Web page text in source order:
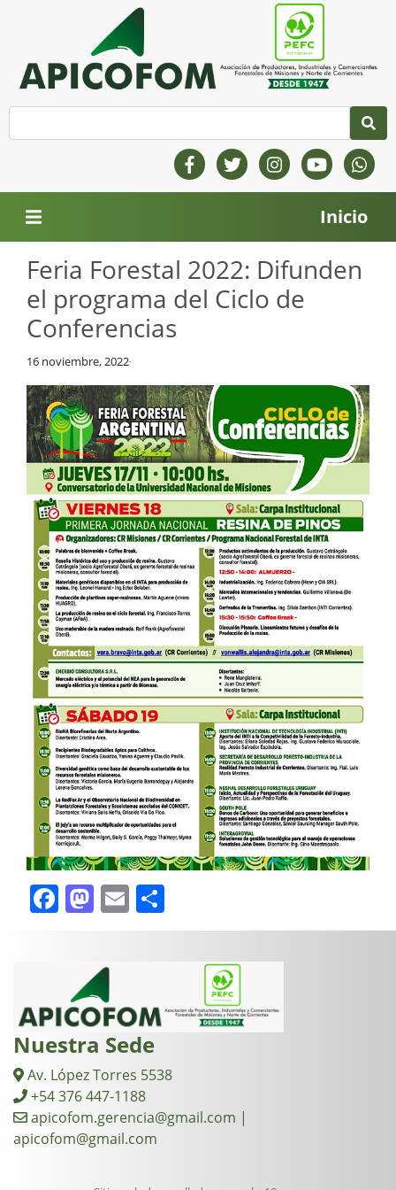
Inicio
Feria Forestal 2022: Difunden
el programa del Ciclo de
Conferencias
16 noviembre, 2022
Facebook
Mastodon
Email
Nuestra Sede
Av. López Torres 5538
+54 376 447-1188
apicofom.gerencia@gmail.com |
apicofom@gmail.com